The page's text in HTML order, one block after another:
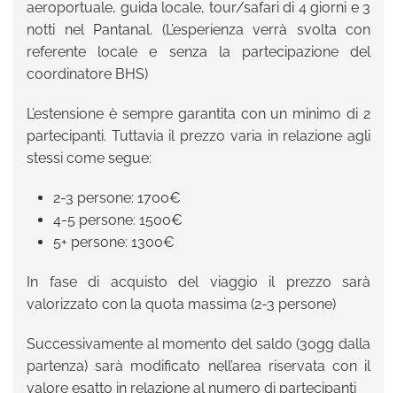
aeroportuale, guida locale, tour/safari di 4 giorni e 3
notti nel Pantanal. (L’esperienza verrà svolta con
referente locale e senza la partecipazione del
coordinatore BHS)
L’estensione è sempre garantita con un minimo di 2
partecipanti. Tuttavia il prezzo varia in relazione agli
stessi come segue:
2-3 persone: 1700€
4-5 persone: 1500€
5+ persone: 1300€
In fase di acquisto del viaggio il prezzo sarà
valorizzato con la quota massima (2-3 persone)
Successivamente al momento del saldo (30gg dalla
partenza) sarà modificato nell’area riservata con il
valore esatto in relazione al numero di partecipanti